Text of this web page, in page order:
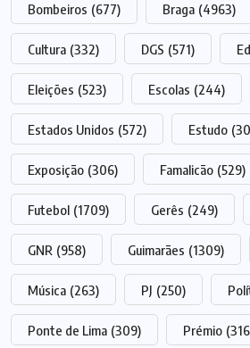
Bombeiros (677) Braga (4963)
Cultura (332) DGS (571)
Eleições (523) Escolas (244)
Estados Unidos (572) Estudo
Exposição (306) Famalicão (529)
Futebol (1709) Gerês (249)
GNR (958) Guimarães (1309)
Música (263) PJ (250)
Ponte de Lima (309) Prémio